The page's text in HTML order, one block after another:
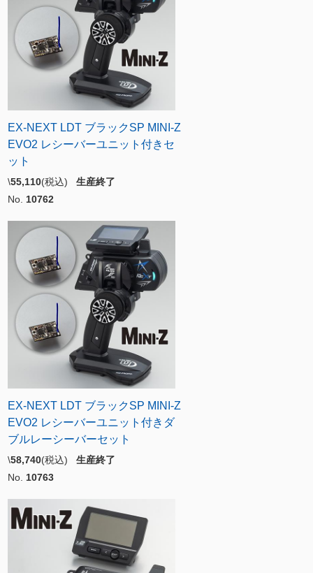
EX-NEXT LDT ブラックSP MINI-Z
EVO2 レシーバーユニット付きセ
ット
\55,110(税込) 生産終了
No. 10762
EX-NEXT LDT ブラックSP MINI-Z
EVO2 レシーバーユニット付きダ
ブルレーシーバーセット
\58,740(税込) 生産終了
No. 10763